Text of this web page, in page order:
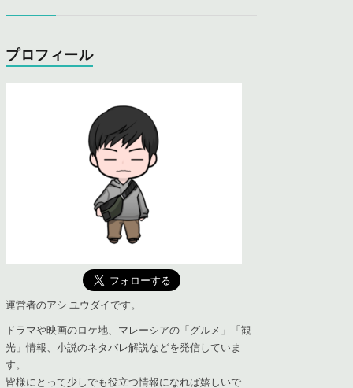
プロフィール
運営者のアシ ユウダイです。
ドラマや映画のロケ地、マレーシアの「グルメ」「観
光」情報、小説のネタバレ解説などを発信していま
す。
皆様にとって少しでも役立つ情報になれば嬉しいで